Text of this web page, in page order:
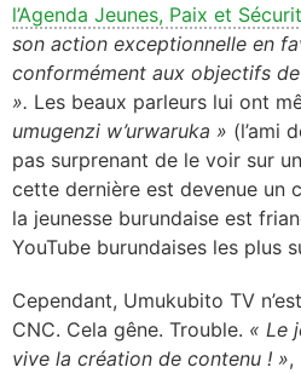
l’Agenda Jeunes, Paix et
son action exceptionnelle en
conformément aux objectifs
». Les beaux parleurs lui ont
umugenzi w’urwaruka » (l’ami
pas surprenant de le voir sur
cette dernière est devenue un
la jeunesse burundaise est
YouTube burundaises les plus
Cependant, Umukubito TV
CNC. Cela gêne. Trouble. « Le
vive la création de contenu ! »,